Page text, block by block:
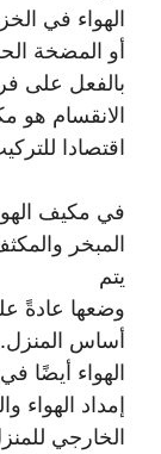
الهواء في
أو المضخة
بالفعل على
الانقسام هو
اقتصادا
في مكيف
المبخر
يتم
وضعها عادةً
أساس
الهواء أيضًا
إمداد الهواء
الخارجي